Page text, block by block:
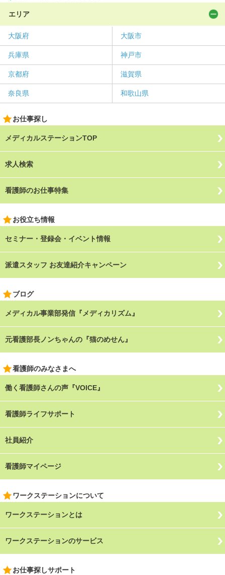
エリア
大阪府 大阪市
兵庫県 神戸市
京都府 滋賀県
奈良県 和歌山県
お仕事探し
メディカルステーションTOP
求人検索
看護師のお仕事特集
お役立ち情報
セミナー・登録会・イベント情報
派遣スタッフ お友達紹介キャンペーン
ブログ
メディカル事業部発信『メディカリズム』
元看護部長ノンちゃんの『猫のめせん』
看護師のみなさまへ
働く看護師さんの声『VOICE』
看護師ライフサポート
社員紹介
看護師マイページ
ワークステーションについて
ワークステーションとは
ワークステーションのサービス
お仕事探しサポート